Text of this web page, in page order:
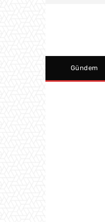
Gündem